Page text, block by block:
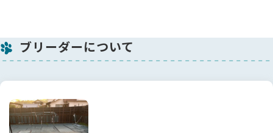
ブリーダーについて